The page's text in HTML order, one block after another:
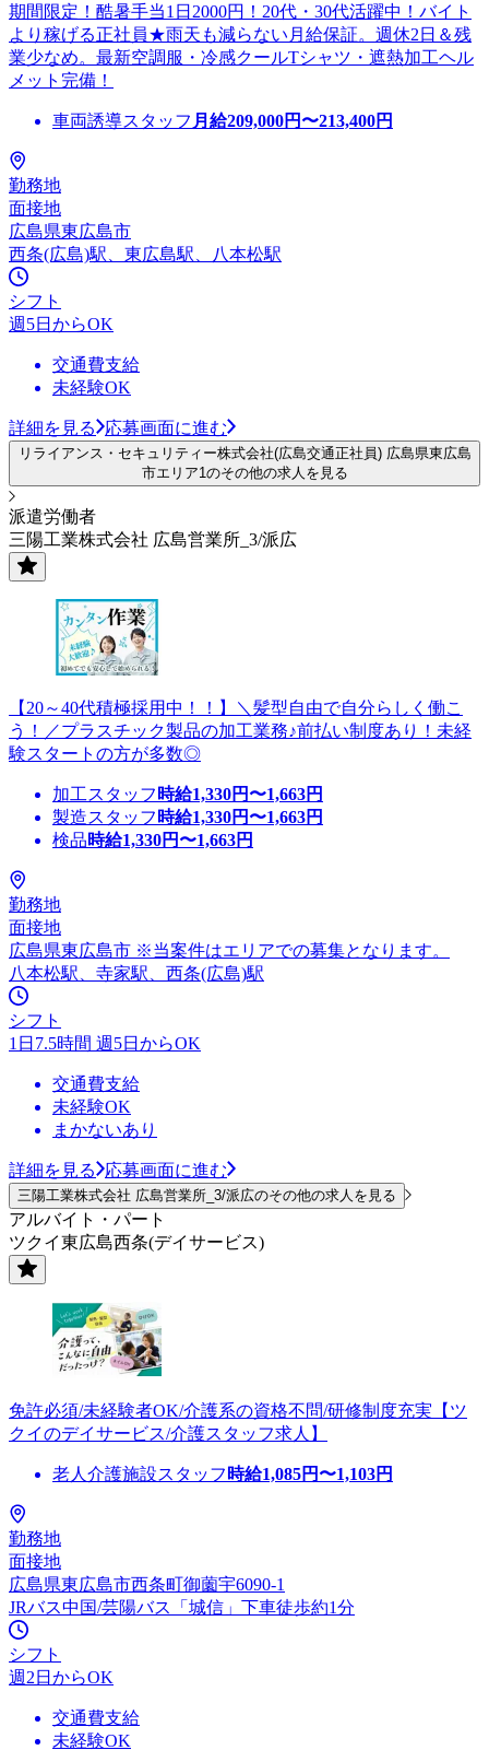
期間限定！酷暑手当1日2000円！20代・30代活躍中！バイト
より稼げる正社員★雨天も減らない月給保証。週休2日＆残
業少なめ。最新空調服・冷感クールTシャツ・遮熱加工ヘル
メット完備！
車両誘導スタッフ 月給209,000円〜213,400円
勤務地
面接地
広島県東広島市
西条(広島)駅、東広島駅、八本松駅
シフト
週5日からOK
交通費支給
未経験OK
詳細を見る 応募画面に進む
リライアンス・セキュリティー株式会社(広島交通正社員) 広島県東広島
市エリア1のその他の求人を見る
派遣労働者
三陽工業株式会社 広島営業所_3/派広
【20～40代積極採用中！！】＼髪型自由で自分らしく働こ
う！／プラスチック製品の加工業務♪前払い制度あり！未経
験スタートの方が多数◎
加工スタッフ 時給1,330円〜1,663円
製造スタッフ 時給1,330円〜1,663円
検品時給1,330円〜1,663円
勤務地
面接地
広島県東広島市 ※当案件はエリアでの募集となります。
八本松駅、寺家駅、西条(広島)駅
シフト
1日7.5時間 週5日からOK
交通費支給
未経験OK
まかないあり
詳細を見る 応募画面に進む
三陽工業株式会社 広島営業所_3/派広のその他の求人を見る
アルバイト・パート
ツクイ東広島西条(デイサービス)
免許必須/未経験者OK/介護系の資格不問/研修制度充実【ツ
クイのデイサービス/介護スタッフ求人】
老人介護施設スタッフ 時給1,085円〜1,103円
勤務地
面接地
広島県東広島市西条町御薗宇6090-1
JRバス中国/芸陽バス「城信」下車徒歩約1分
シフト
週2日からOK
交通費支給
未経験OK